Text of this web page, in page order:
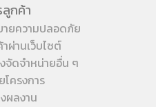
กค้า
ายความปลอดภัย
ผ่านเว็บไซต์
จัดจำหน่ายอื่น ๆ
โครงการ
ผลงาน